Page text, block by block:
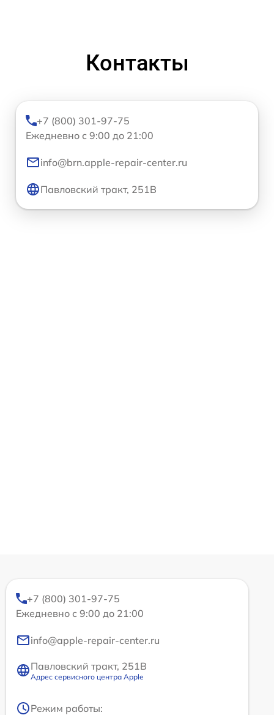
Контакты
+7 (800) 301-97-75
Ежедневно с 9:00 до 21:00
info@brn.apple-repair-center.ru
Павловский тракт, 251В
+7 (800) 301-97-75
Ежедневно с 9:00 до 21:00
info@apple-repair-center.ru
Павловский тракт, 251В
Адрес сервисного центра Apple
Режим работы: